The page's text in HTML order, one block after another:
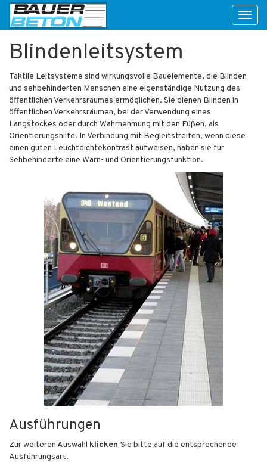
Blindenleitsystem
Taktile Leitsysteme sind wirkungsvolle Bauelemente, die Blinden
und sehbehinderten Menschen eine eigenständige Nutzung des
öffentlichen Verkehrsraumes ermöglichen. Sie dienen Blinden in
öffentlichen Verkehrsräumen, bei der Verwendung eines
Langstockes oder durch Wahrnehmung mit den Füßen, als
Orientierungshilfe. In Verbindung mit Begleitstreifen, wenn diese
einen guten Leuchtdichtekontrast aufweisen, haben sie für
Sehbehinderte eine Warn- und Orientierungsfunktion.
Ausführungen
Zur weiteren Auswahl klicken Sie bitte auf die entsprechende
Ausführungsart.